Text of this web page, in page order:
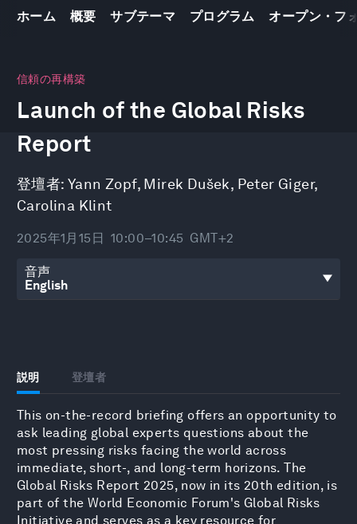
ホーム 概要 サブテーマ プログラム オープン・フ
信頼の再構築
Launch of the Global Risks
Report
登壇者: Yann Zopf, Mirek Dušek, Peter Giger,
Carolina Klint
2025年1月15日 10:00–10:45 GMT+2
音声
説明 登壇者
This on-the-record briefing offers an opportunity to
ask leading global experts questions about the
most pressing risks facing the world across
immediate, short-, and long-term horizons. The
Global Risks Report 2025, now in its 20th edition, is
part of the World Economic Forum's Global Risks
Initiative and serves as a key resource for
seconds
45
minutes,
seconds